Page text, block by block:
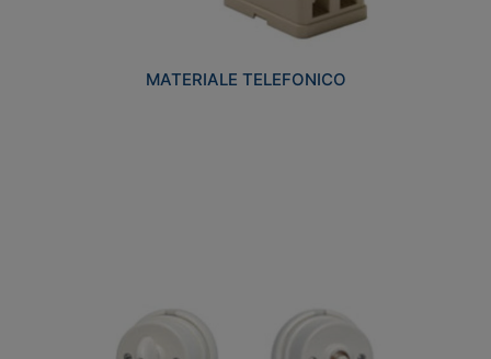
MATERIALE TELEFONICO